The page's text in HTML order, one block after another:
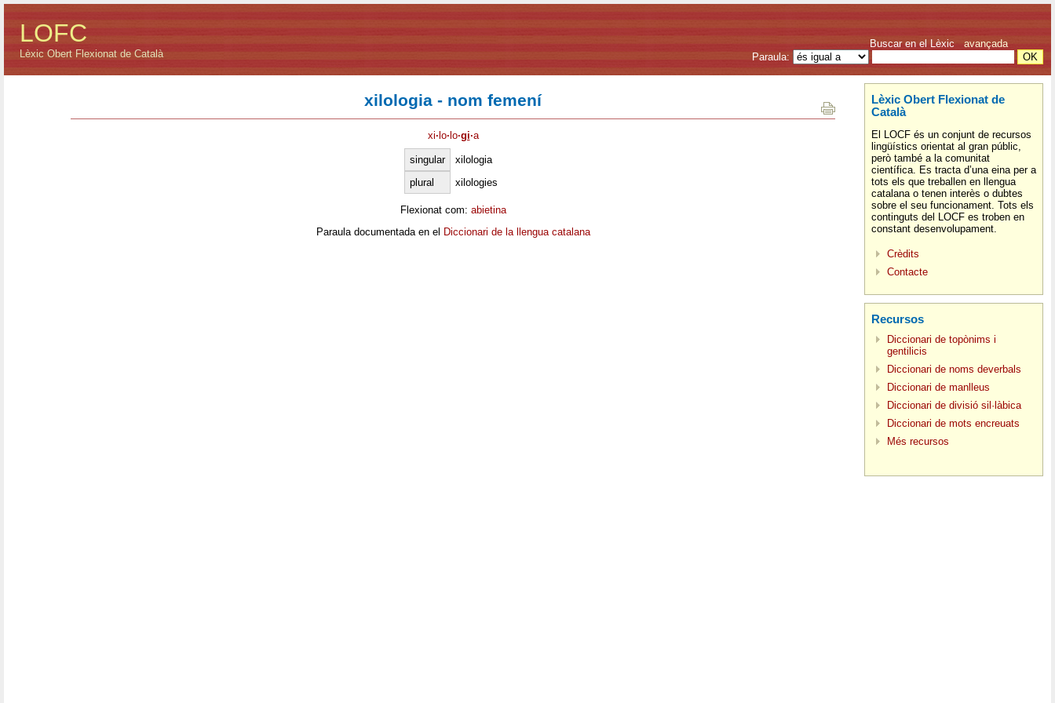
LOFC
Lèxic Obert Flexionat de Català
Buscar en el Lèxic avançada
Paraula:
xilologia - nom femení
xi· lo· lo·gi·a
singular
xilologia
plural
xilologies
Flexionat com: abietina
Paraula documentada en el Diccionari de la llengua catalana
Lèxic Obert Flexionat de
Català
El LOCF és un conjunt de recursos
lingüístics orientat al gran públic,
però també a la comunitat
científica. Es tracta d’una eina per a
tots els que treballen en llengua
catalana o tenen interès o dubtes
sobre el seu funcionament. Tots els
continguts del LOCF es troben en
constant desenvolupament.
Crèdits
Contacte
Recursos
Diccionari de topònims i
gentilicis
Diccionari de noms deverbals
Diccionari de manlleus
Diccionari de divisió sil·làbica
Diccionari de mots encreuats
Més recursos